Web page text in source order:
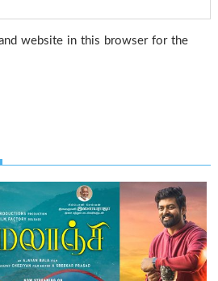
website in this browser for the